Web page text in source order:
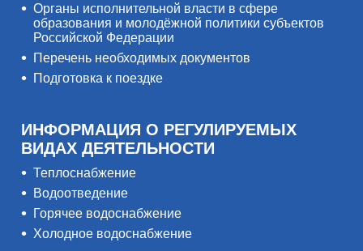
Органы исполнительной власти в сфере
образования и молодёжной политики субъектов
Российской Федерации
Перечень необходимых документов
Подготовка к поездке
ИНФОРМАЦИЯ О РЕГУЛИРУЕМЫХ
ВИДАХ ДЕЯТЕЛЬНОСТИ
Теплоснабжение
Водоотведение
Горячее водоснабжение
Холодное водоснабжение